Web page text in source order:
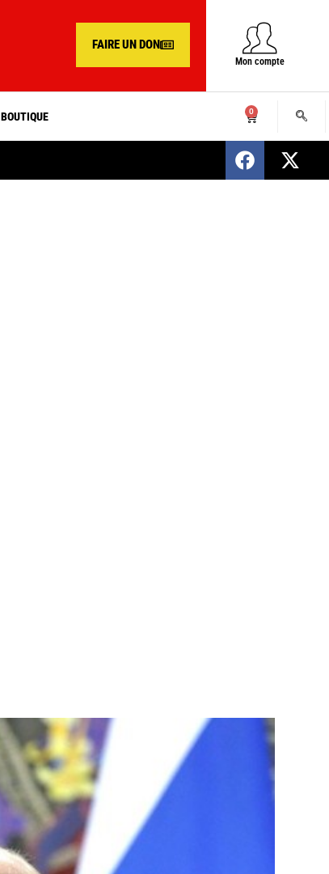
FAIRE UN DON
Mon compte
BOUTIQUE 0
SENEGAL : Nomination d’un nouveau